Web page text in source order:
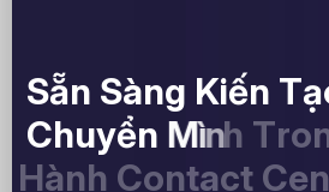
Sẵn Sàng Kiến Tạ
Chuyển Mình Tro
Hành Contact Cen